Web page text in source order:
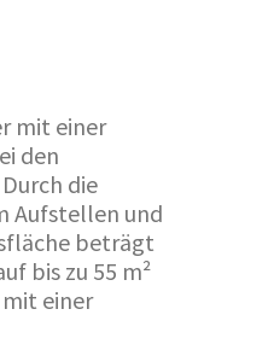
mit einer
den
die
Aufstellen und
beträgt
bis zu 55 m²
einer